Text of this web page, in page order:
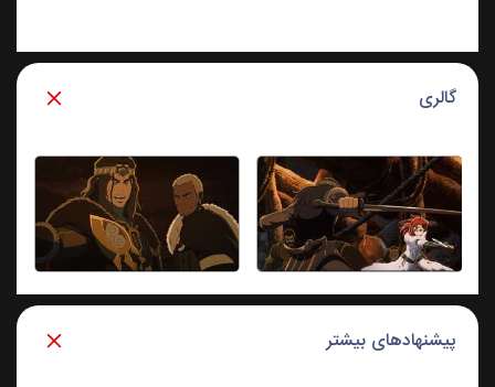
گالری
پیشنهادهای بیشتر